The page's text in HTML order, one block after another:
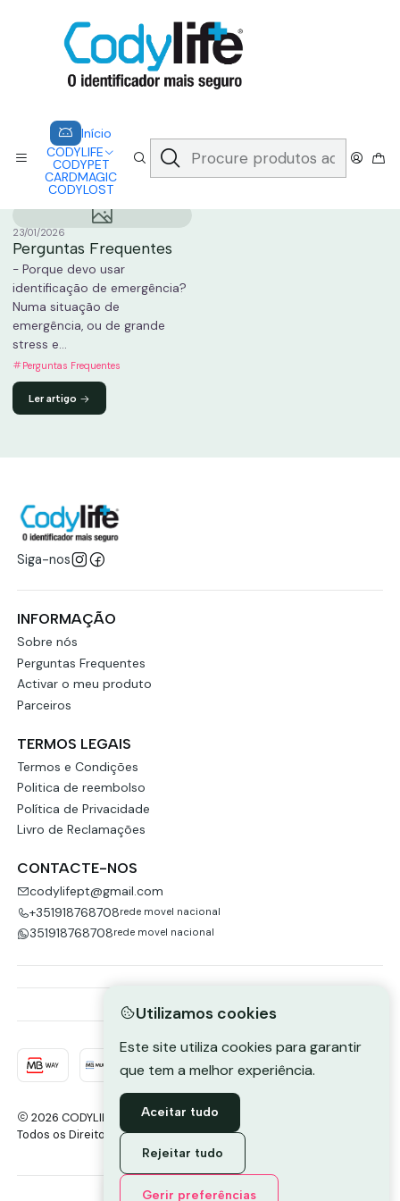
Início
CODYLIFE
CODYPET
CARDMAGIC
CODYLOST
A CODYLIFE PERMITE AOS SOCORRISTAS ACEDER
INSTANTANEAMENTE AOS SEUS DADOS ATRAVÉS DE UM QR CODE
Saber mais
Perguntas Frequentes
23/01/2026
Perguntas Frequentes
- Porque devo usar
identificação de emergência?
Numa situação de
emergência, ou de grande
stress e...
Perguntas Frequentes
Ler artigo
Siga-nos
INFORMAÇÃO
Sobre nós
Perguntas Frequentes
Activar o meu produto
Parceiros
TERMOS LEGAIS
Termos e Condições
Politica de reembolso
Política de Privacidade
Livro de Reclamações
CONTACTE-NOS
codylifept@gmail.com
+351918768708rede movel nacional
351918768708rede movel nacional
2026 CODYLIFE-PORTUGAL.
Todos os Direitos Reservados.Com tecnologia Jumpseller
Envie-nos uma mensagem de
Utilizamos cookies
Este site utiliza cookies para garantir
que tem a melhor experiência.
Aceitar tudo
Rejeitar tudo
Gerir preferências